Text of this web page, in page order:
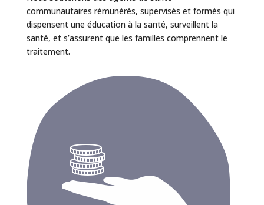
communautaires rémunérés, supervisés et formés qui
dispensent une éducation à la santé, surveillent la
santé, et s’assurent que les familles comprennent le
traitement.